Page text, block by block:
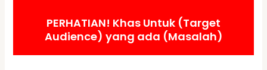
PERHATIAN! Khas Untuk (Target
Audience) yang ada (Masalah)